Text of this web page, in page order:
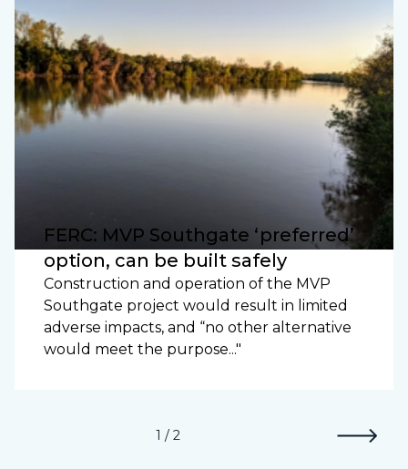
FERC: MVP Southgate ‘preferred’
option, can be built safely
Construction and operation of the MVP
Southgate project would result in limited
adverse impacts, and “no other alternative
would meet the purpose..."
1 / 2